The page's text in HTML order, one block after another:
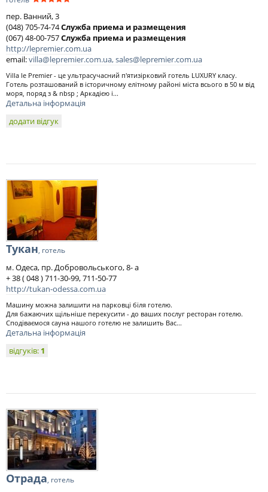
пер. Ванний, 3
(048) 705-74-74Служба приема и размещения
(067) 48-00-757Служба приема и размещения
http://lepremier.com.ua
email:villa@lepremier.com.ua,sales@lepremier.com.ua
Villa le Premier - це ультрасучасний п'ятизірковий готель LUXURY класу.
Готель розташований в історичному елітному районі міста всього в 50 м від
моря, поряд з & nbsp ; Аркадією і...
Детальна інформація
додати відгук
Тукан, готель
м. Одеса, пр. Добровольського, 8- а
+ 38 ( 048 ) 711-30-99, 711-50-77
http://tukan-odessa.com.ua
Машину можна залишити на парковці біля готелю.
Для бажаючих щільніше перекусити - до ваших послуг ресторан готелю.
Сподіваємося сауна нашого готелю не залишить Вас...
Детальна інформація
відгуків: 1
Отрада, готель